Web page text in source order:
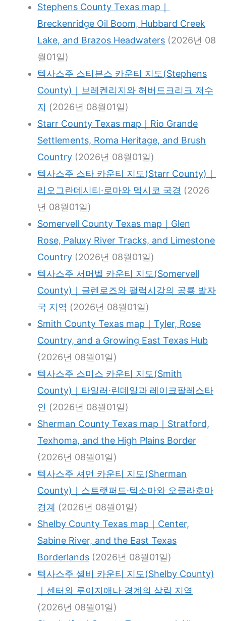
Stephens County Texas map｜
Breckenridge Oil Boom, Hubbard Creek
Lake, and Brazos Headwaters (2026년 08
월01일)
텍사스주 스티븐스 카운티 지도(Stephens
County)｜브레켄리지와 허버드크리크 저수
지 (2026년 08월01일)
Starr County Texas map｜Rio Grande
Settlements, Roma Heritage, and Brush
Country (2026년 08월01일)
텍사스주 스타 카운티 지도(Starr County)｜
리오그란데시티·로마와 멕시코 국경 (2026
년 08월01일)
Somervell County Texas map｜Glen
Rose, Paluxy River Tracks, and Limestone
Country (2026년 08월01일)
텍사스주 서머벨 카운티 지도(Somervell
County)｜글렌로즈와 팰럭시강의 공룡 발자
국 지역 (2026년 08월01일)
Smith County Texas map｜Tyler, Rose
Country, and a Growing East Texas Hub
(2026년 08월01일)
텍사스주 스미스 카운티 지도(Smith
County)｜타일러·린데일과 레이크팔레스타
인 (2026년 08월01일)
Sherman County Texas map｜Stratford,
Texhoma, and the High Plains Border
(2026년 08월01일)
텍사스주 셔먼 카운티 지도(Sherman
County)｜스트랫퍼드·텍소마와 오클라호마
경계 (2026년 08월01일)
Shelby County Texas map｜Center,
Sabine River, and the East Texas
Borderlands (2026년 08월01일)
텍사스주 셸비 카운티 지도(Shelby County)
｜센터와 루이지애나 경계의 삼림 지역
(2026년 08월01일)